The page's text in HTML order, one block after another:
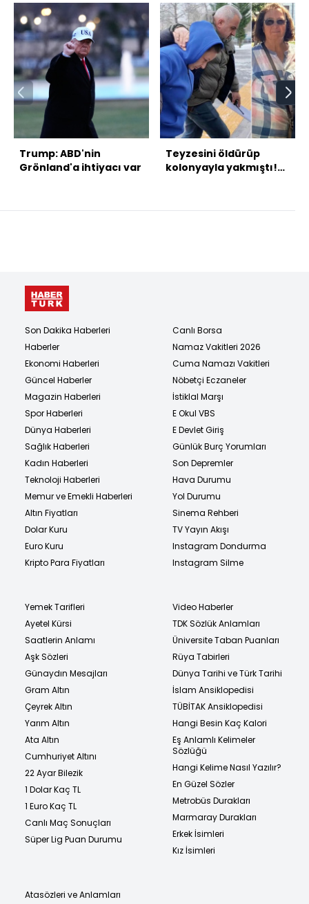
Trump: ABD'nin
Grönland'a ihtiyacı var
Teyzesini öldürüp
kolonyayla yakmıştı!
Son Dakika Haberleri
Haberler
Ekonomi Haberleri
Güncel Haberler
Magazin Haberleri
Spor Haberleri
Dünya Haberleri
Sağlık Haberleri
Kadın Haberleri
Teknoloji Haberleri
Memur ve Emekli Haberleri
Altın Fiyatları
Dolar Kuru
Euro Kuru
Kripto Para Fiyatları
Canlı Borsa
Namaz Vakitleri 2026
Cuma Namazı Vakitleri
Nöbetçi Eczaneler
İstiklal Marşı
E Okul VBS
E Devlet Giriş
Günlük Burç Yorumları
Son Depremler
Hava Durumu
Yol Durumu
Sinema Rehberi
TV Yayın Akışı
Instagram Dondurma
Instagram Silme
Yemek Tarifleri
Ayetel Kürsi
Saatlerin Anlamı
Aşk Sözleri
Günaydın Mesajları
Gram Altın
Çeyrek Altın
Yarım Altın
Ata Altın
Cumhuriyet Altını
22 Ayar Bilezik
1 Dolar Kaç TL
1 Euro Kaç TL
Canlı Maç Sonuçları
Süper Lig Puan Durumu
Video Haberler
TDK Sözlük Anlamları
Üniversite Taban Puanları
Rüya Tabirleri
Dünya Tarihi ve Türk Tarihi
İslam Ansiklopedisi
TÜBİTAK Ansiklopedisi
Hangi Besin Kaç Kalori
Eş Anlamlı Kelimeler
Sözlüğü
Hangi Kelime Nasıl Yazılır?
En Güzel Sözler
Metrobüs Durakları
Marmaray Durakları
Erkek İsimleri
Kız İsimleri
Atasözleri ve Anlamları